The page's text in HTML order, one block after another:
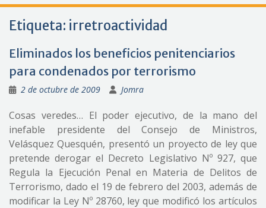
Etiqueta: irretroactividad
Eliminados los beneficios penitenciarios
para condenados por terrorismo
2 de octubre de 2009 Jomra
Cosas veredes… El poder ejecutivo, de la mano del
inefable presidente del Consejo de Ministros,
Velásquez Quesquén, presentó un proyecto de ley que
pretende derogar el Decreto Legislativo Nº 927, que
Regula la Ejecución Penal en Materia de Delitos de
Terrorismo, dado el 19 de febrero del 2003, además de
modificar la Ley Nº 28760, ley que modificó los artículos